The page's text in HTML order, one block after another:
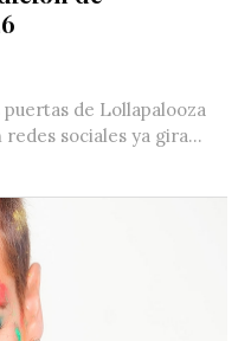
puertas de Lollapalooza
sociales ya gira...